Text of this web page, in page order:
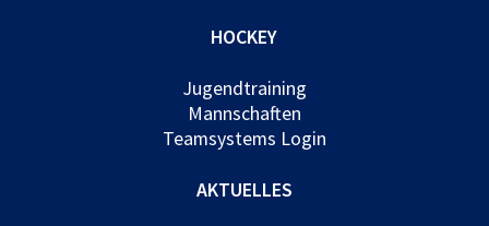
HOCKEY
Jugendtraining
Mannschaften
Teamsystems Login
AKTUELLES